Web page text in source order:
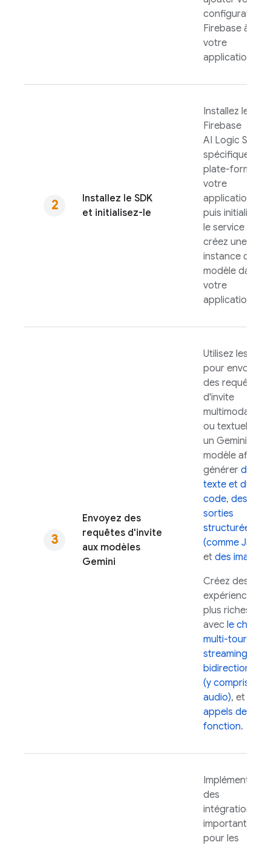
configuration
Firebase à
votre
application.
Installez le SDK
et initialisez-le
Installez le
Firebase
AI Logic SDK
spécifique à la
plate-forme de
votre
application,
puis initialisez
le service et
créez une
instance de
modèle dans
votre
application.
Envoyez des
requêtes d'invite
aux modèles
Gemini
Utilisez les SDK
pour envoyer
des requêtes
d'invite
multimodales
ou textuelles à
un Gemini
modèle afin de
générer du
texte et du
code, des
sorties
structurées
(comme JSON)
et des images
Créez des
expériences
plus riches
avec le chat
multi-tours
streaming
bidirectionnel
(y compris
audio), et
appels de
fonction.
Implémentez
des
intégrations
importantes
pour les